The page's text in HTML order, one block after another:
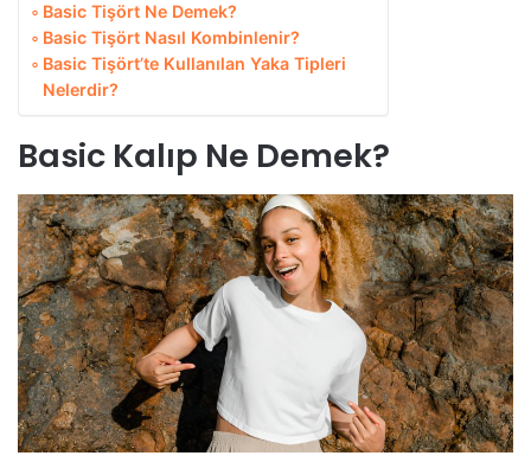
Basic Tişört Ne Demek?
Basic Tişört Nasıl Kombinlenir?
Basic Tişört’te Kullanılan Yaka Tipleri
Nelerdir?
Basic Kalıp Ne Demek?